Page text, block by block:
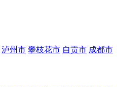
泸州市 攀枝花市 自贡市 成都市